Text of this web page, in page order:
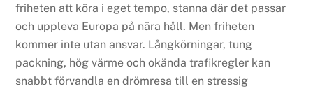
friheten att köra i eget tempo, stanna där det passar
och uppleva Europa på nära håll. Men friheten
kommer inte utan ansvar. Långkörningar, tung
packning, hög värme och okända trafikregler kan
snabbt förvandla en drömresa till en stressig